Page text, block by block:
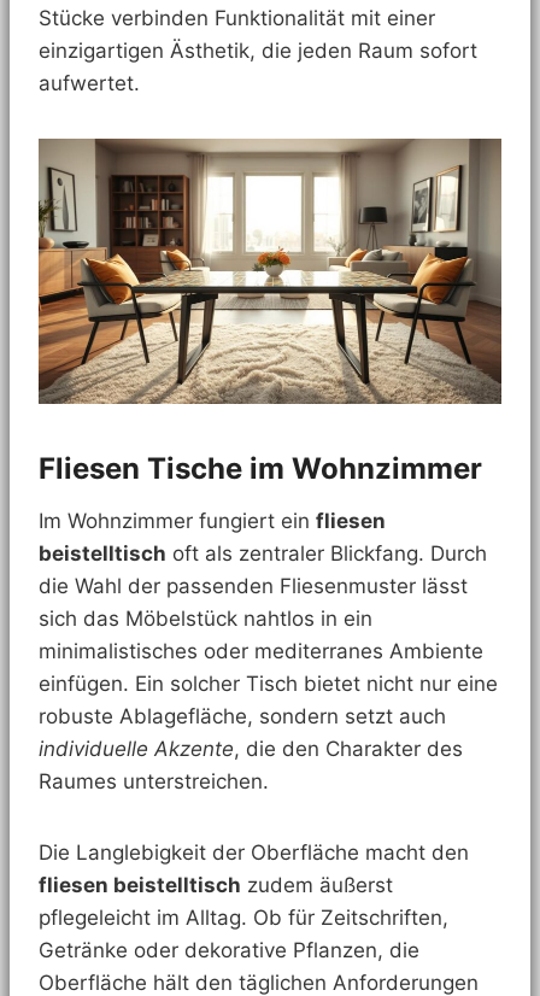
Stücke verbinden Funktionalität mit einer
einzigartigen Ästhetik, die jeden Raum sofort
aufwertet.
Fliesen Tische im Wohnzimmer
Im Wohnzimmer fungiert ein fliesen
beistelltisch oft als zentraler Blickfang. Durch
die Wahl der passenden Fliesenmuster lässt
sich das Möbelstück nahtlos in ein
minimalistisches oder mediterranes Ambiente
einfügen. Ein solcher Tisch bietet nicht nur eine
robuste Ablagefläche, sondern setzt auch
individuelle Akzente, die den Charakter des
Raumes unterstreichen.
Die Langlebigkeit der Oberfläche macht den
fliesen beistelltisch zudem äußerst
pflegeleicht im Alltag. Ob für Zeitschriften,
Getränke oder dekorative Pflanzen, die
Oberfläche hält den täglichen Anforderungen